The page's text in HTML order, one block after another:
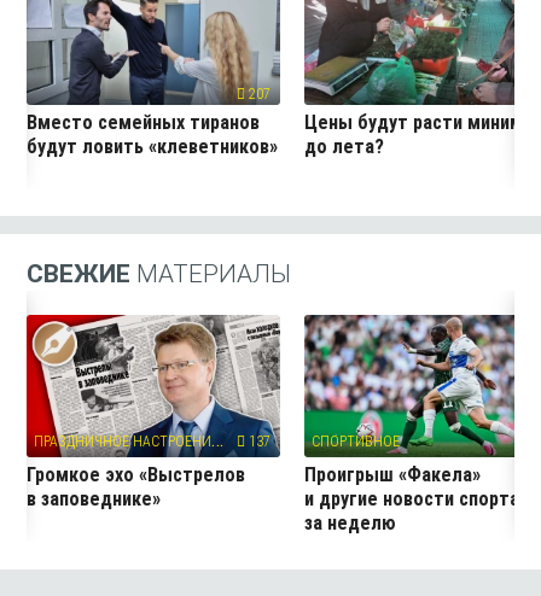
207
Вместо семейных тиранов
будут ловить «клеветников»
Цены будут расти
до лета?
СВЕЖИЕ МАТЕРИАЛЫ
П
РАЗДНИЧНОЕ НАСТРОЕНИЕ 137
Громкое эхо «Выстрелов
в заповеднике»
СПОРТИВНОЕ
Проигрыш «Факела»
и другие новости спорта
за неделю